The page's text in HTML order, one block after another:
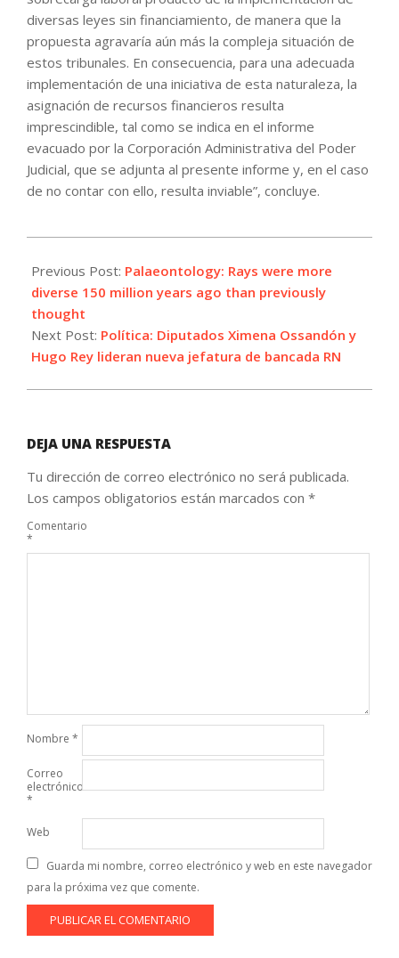
diversas leyes sin financiamiento, de manera que la
propuesta agravaría aún más la compleja situación de
estos tribunales. En consecuencia, para una adecuada
implementación de una iniciativa de esta naturaleza, la
asignación de recursos financieros resulta
imprescindible, tal como se indica en el informe
evacuado por la Corporación Administrativa del Poder
Judicial, que se adjunta al presente informe y, en el caso
de no contar con ello, resulta inviable”, concluye.
03-
21
Previous Post: Palaeontology: Rays were more
diverse 150 million years ago than previously
thought
Next Post: Política: Diputados Ximena Ossandón y
Hugo Rey lideran nueva jefatura de bancada RN
DEJA UNA RESPUESTA
Tu dirección de correo electrónico no será publicada.
Los campos obligatorios están marcados con *
Comentario
*
Nombre *
Correo
electrónico
*
Web
Guarda mi nombre, correo electrónico y web en este navegador
para la próxima vez que comente.